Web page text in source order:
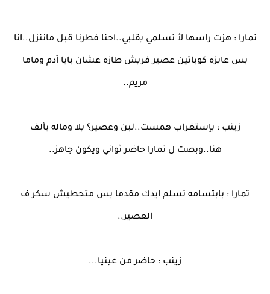
تمارا : هزت راسها لأ تسلمي يقلبي..احنا فطرنا قبل ماننزل..انا
بس عايزه كوباتين عصير فريش طازه عشان بابا آدم وماما
مريم..
زينب : بإستغراب همست..لبن وعصير؟ يلا وماله بألف
هنا..وبصت ل تمارا حاضر ثواني ويكون جاهز..
تمارا : بابتسامه تسلم ايدك مقدما بس متحطيش سكر ف
العصير..
زينب : حاضر من عينيا...